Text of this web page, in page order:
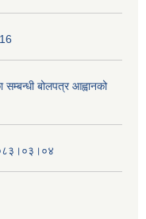
बोलपत्र आह्वानको